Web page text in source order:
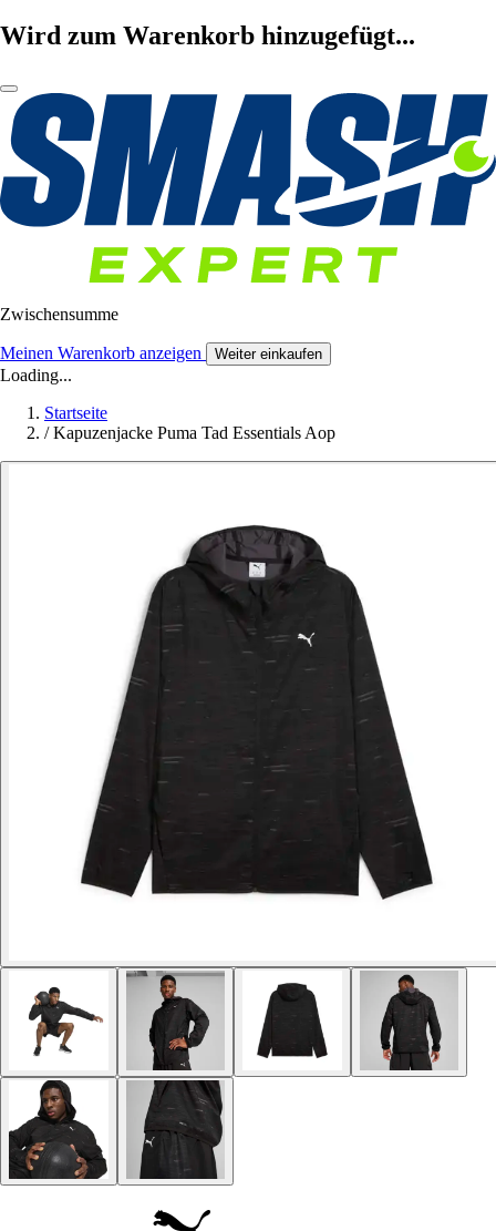
Wird zum Warenkorb hinzugefügt...
Zwischensumme
Meinen Warenkorb anzeigen Weiter einkaufen
Loading...
Startseite
/ Kapuzenjacke Puma Tad Essentials Aop